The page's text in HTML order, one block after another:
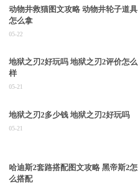
动物井救猫图文攻略 动物井轮子道具
怎么拿
05-22
地狱之刃2好玩吗 地狱之刃2评价怎么
样
05-21
地狱之刃2多少钱 地狱之刃2好玩吗
05-21
哈迪斯2套路搭配图文攻略 黑帝斯2怎
么搭配